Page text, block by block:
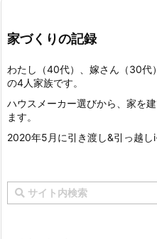
家づくりの記録
わたし（40代）、嫁さん（30代
の4人家族です。
ハウスメーカー選びから、家を
ます。
2020年5月に引き渡し&引っ越し